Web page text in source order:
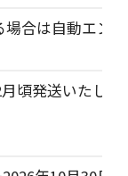
合は自動エン
頃発送いたしま